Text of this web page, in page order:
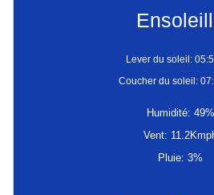
Lever du soleil:
Coucher du soleil:
Humidité: 49%
Vent:
Pluie: 3%